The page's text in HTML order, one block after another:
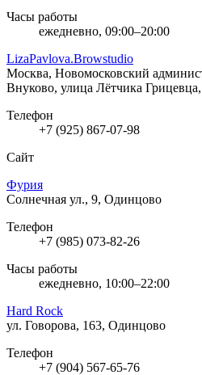
Часы работы
ежедневно, 09:00–20:00
LizaPavlova.Browstudio
Москва, Новомосковский
Внуково, улица Лётчика
Телефон
+7 (925) 867-07-98
Сайт
Фурия
Солнечная ул., 9, Одинцово
Телефон
+7 (985) 073-82-26
Часы работы
ежедневно, 10:00–22:00
Hard Rock
ул. Говорова, 163, Одинцово
Телефон
+7 (904) 567-65-76